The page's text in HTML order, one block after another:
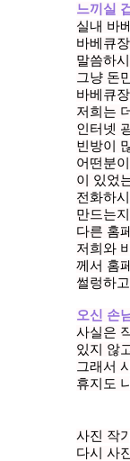
느끼실
실내 바
바베큐
말씀하
그냥 돈
바베큐
저희는
인터넷
빈방이
어떤분
이 있었
전화하
만드는
다른 홈
저희와
께서 홈
썰렁하
오신 손
사실은
있지 않
그래서
휴지도
사진 작
다시 사